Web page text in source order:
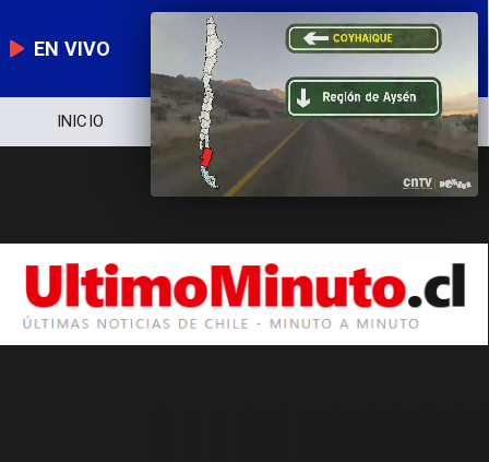
EN VIVO
INICIO NOTICIERO POLÍTICA